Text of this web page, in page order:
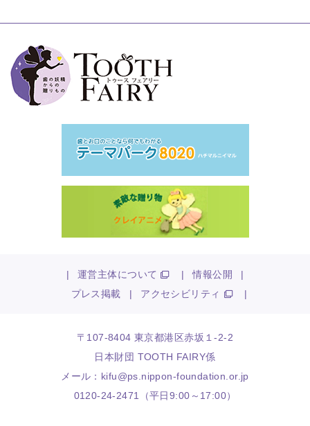
| 運営主体について | 情報公開
|
プレス掲載
| アクセシビリティ |
〒107-8404 東京都港区赤坂１-2-2
日本財団 TOOTH FAIRY係
メール： kifu@ps.nippon-foundation.or.jp
0120-24-2471（平日9:00～17:00）